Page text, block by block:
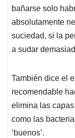
bañarse solo
absolutamente
suciedad, si la
a sudar
También dice el
recomendable
elimina las
como las
‘buenos’.